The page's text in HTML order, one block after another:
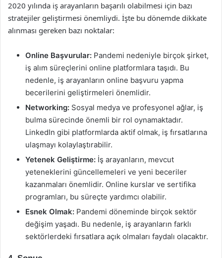
2020 yılında iş arayanların başarılı olabilmesi için bazı
stratejiler geliştirmesi önemliydi. İşte bu dönemde dikkate
alınması gereken bazı noktalar:
Online Başvurular: Pandemi nedeniyle birçok şirket,
iş alım süreçlerini online platformlara taşıdı. Bu
nedenle, iş arayanların online başvuru yapma
becerilerini geliştirmeleri önemlidir.
Networking: Sosyal medya ve profesyonel ağlar, iş
bulma sürecinde önemli bir rol oynamaktadır.
LinkedIn gibi platformlarda aktif olmak, iş fırsatlarına
ulaşmayı kolaylaştırabilir.
Yetenek Geliştirme: İş arayanların, mevcut
yeteneklerini güncellemeleri ve yeni beceriler
kazanmaları önemlidir. Online kurslar ve sertifika
programları, bu süreçte yardımcı olabilir.
Esnek Olmak: Pandemi döneminde birçok sektör
değişim yaşadı. Bu nedenle, iş arayanların farklı
sektörlerdeki fırsatlara açık olmaları faydalı olacaktır.